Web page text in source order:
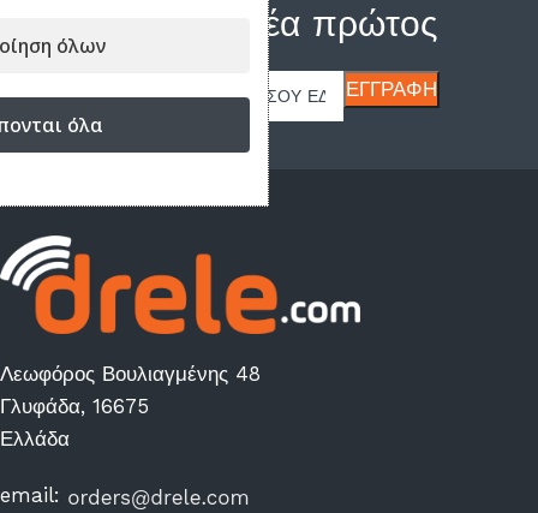
Μάθε τα νέα πρώτος
Λεωφόρος Βουλιαγμένης 48
Γλυφάδα, 16675
Ελλάδα
email:
όλων
όλα